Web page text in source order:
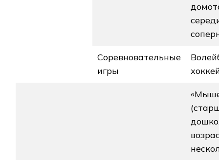
Соревновательные
игры